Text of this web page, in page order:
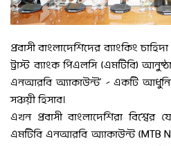
প্রবাসী বাংলাদেশিদের ব্যাংকিং
ট্রাস্ট ব্যাংক পিএলসি (এমটিবি)
এনআরবি অ্যাকাউন্ট’ – একটি
সঞ্চয়ী হিসাব।
এখন প্রবাসী বাংলাদেশিরা বিশ্বের
এমটিবি এনআরবি অ্যাকাউন্ট (MTB